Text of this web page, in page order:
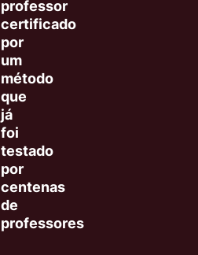
professor
certificado
por
um
método
que
já
foi
testado
por
centenas
de
professores